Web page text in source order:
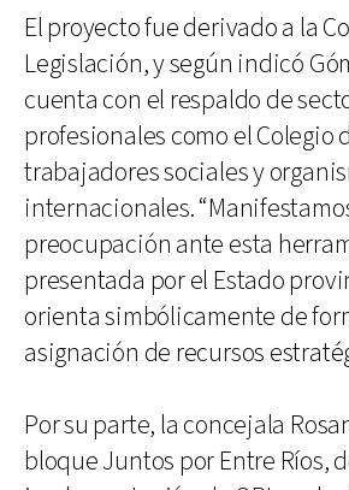
El proyecto fue derivado a la
Legislación, y según indicó
cuenta con el respaldo de
profesionales como el Colegio
trabajadores sociales y
internacionales.
preocupación ante esta
presentada por el Estado
orienta simbólicamente de
asignación de recursos
Por su parte, la concejala
bloque Juntos por Entre Ríos,